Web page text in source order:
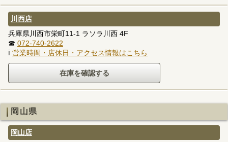
川西店
兵庫県川西市栄町11-1 ラソラ川西 4F
☎ 072-740-2622
ℹ 営業時間・店休日・アクセス情報はこちら
岡山県
岡山店